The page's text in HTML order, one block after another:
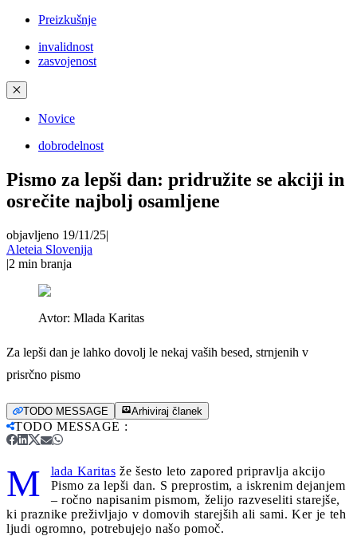
Preizkušnje
invalidnost
zasvojenost
✕
Novice
dobrodelnost
Pismo za lepši dan: pridružite se akciji in
osrečite najbolj osamljene
objavljeno 19/11/25|
Aleteia Slovenija
|2 min branja
Avtor: Mlada Karitas
Za lepši dan je lahko dovolj le nekaj vaših besed, strnjenih v
prisrčno pismo
TODO MESSAGE Arhiviraj članek
TODO MESSAGE :
M lada Karitas že šesto leto zapored pripravlja akcijo
Pismo za lepši dan. S preprostim, a iskrenim dejanjem
– ročno napisanim pismom, želijo razveseliti starejše,
ki praznike preživljajo v domovih starejših ali sami. Ker je teh
ljudi ogromno, potrebujejo našo pomoč.